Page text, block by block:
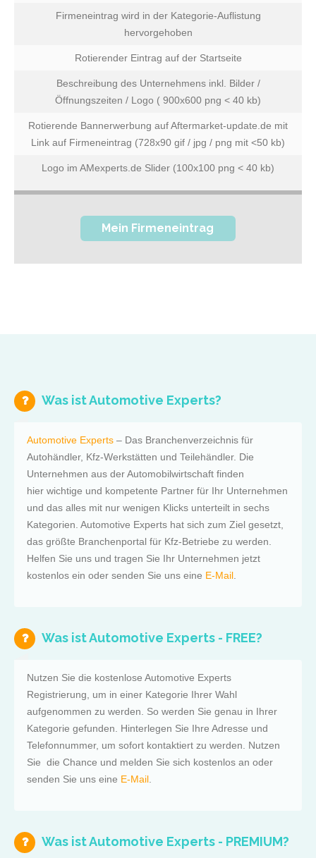
Firmeneintrag wird in der Kategorie-Auflistung
hervorgehoben
Rotierender Eintrag auf der Startseite
Beschreibung des Unternehmens inkl. Bilder /
Öffnungszeiten / Logo ( 900x600 png < 40 kb)
Rotierende Bannerwerbung auf Aftermarket-update.de mit
Link auf Firmeneintrag (728x90 gif / jpg / png mit <50 kb)
Logo im AMexperts.de Slider (100x100 png < 40 kb)
Mein Firmeneintrag
Was ist Automotive Experts?
Automotive Experts – Das Branchenverzeichnis für
Autohändler, Kfz-Werkstätten und Teilehändler. Die
Unternehmen aus der Automobilwirtschaft finden
hier wichtige und kompetente Partner für Ihr Unternehmen
und das alles mit nur wenigen Klicks unterteilt in sechs
Kategorien. Automotive Experts hat sich zum Ziel gesetzt,
das größte Branchenportal für Kfz-Betriebe zu werden.
Helfen Sie uns und tragen Sie Ihr Unternehmen jetzt
kostenlos ein oder senden Sie uns eine E-Mail
Was ist Automotive Experts - FREE?
Nutzen Sie die kostenlose Automotive Experts
Registrierung, um in einer Kategorie Ihrer Wahl
aufgenommen zu werden. So werden Sie genau in Ihrer
Kategorie gefunden. Hinterlegen Sie Ihre Adresse und
Telefonnummer, um sofort kontaktiert zu werden. Nutzen
Sie die Chance und melden Sie sich kostenlos an oder
senden Sie uns eine E-Mail
Was ist Automotive Experts - PREMIUM?